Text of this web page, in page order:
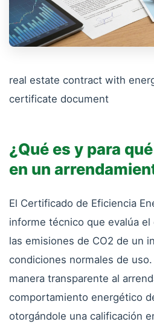
real estate contract with
certificate document
¿Qué es y para
en un
El Certificado de Eficiencia
informe técnico que evalúa
las emisiones de CO2 de un
condiciones normales de
manera transparente al
comportamiento energético
otorgándole una calificación